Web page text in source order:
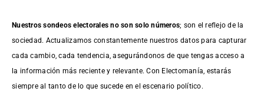
Nuestros sondeos electorales no son solo números; son el reflejo de la
sociedad. Actualizamos constantemente nuestros datos para capturar
cada cambio, cada tendencia, asegurándonos de que tengas acceso a
la información más reciente y relevante. Con Electomanía, estarás
siempre al tanto de lo que sucede en el escenario político.